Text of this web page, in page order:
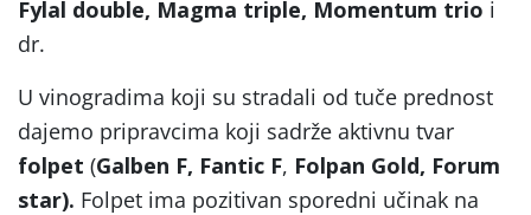
Fylal double, Magma triple, Momentum trio i
dr.
U vinogradima koji su stradali od tuče prednost
dajemo pripravcima koji sadrže aktivnu tvar
folpet (Galben F, Fantic F, Folpan Gold, Forum
star). Folpet ima pozitivan sporedni učinak na